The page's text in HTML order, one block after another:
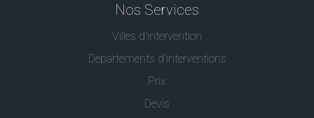
Nos Services
Villes d'intervention
Départements d'interventions
Prix
Devis